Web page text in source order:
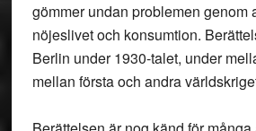
gömmer undan problemen genom
nöjeslivet och konsumtion.
Berlin under 1930-talet, under
mellan första och andra